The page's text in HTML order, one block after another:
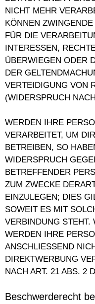
NICHT MEHR
KÖNNEN
FÜR DIE
INTERESSEN,
ÜBERWIEGEN ODER
DER
VERTEIDIGUNG VON
(WIDERSPRUCH
WERDEN IHRE
VERARBEITET, UM
BETREIBEN, SO
WIDERSPRUCH
BETREFFENDER
ZUM ZWECKE
EINZULEGEN; DIES
SOWEIT ES MIT
VERBINDUNG STEHT.
WERDEN IHRE
ANSCHLIESSEND
DIREKTWERBUNG
NACH ART. 21 ABS. 2
Beschwerderecht